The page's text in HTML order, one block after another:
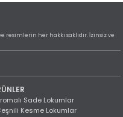
resimlerin her hakkı saklıdır. İzinsiz ve
Sade Lokumlar
Kesme Lokumlar